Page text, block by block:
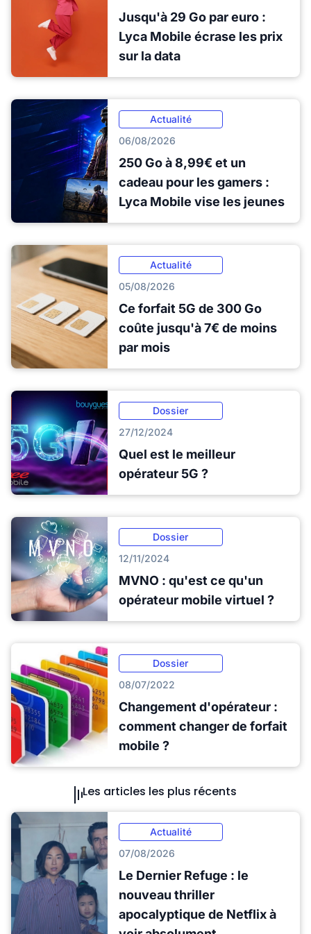
Jusqu'à 29 Go par euro :
Lyca Mobile écrase les prix
sur la data
Actualité
06/08/2026
250 Go à 8,99€ et un
cadeau pour les gamers :
Lyca Mobile vise les jeunes
Actualité
05/08/2026
Ce forfait 5G de 300 Go
coûte jusqu'à 7€ de moins
par mois
Dossier
27/12/2024
Quel est le meilleur
opérateur 5G ?
Dossier
12/11/2024
MVNO : qu'est ce qu'un
opérateur mobile virtuel ?
Dossier
08/07/2022
Changement d'opérateur :
comment changer de forfait
mobile ?
Les articles les plus récents
Actualité
07/08/2026
Le Dernier Refuge : le
nouveau thriller
apocalyptique de Netflix à